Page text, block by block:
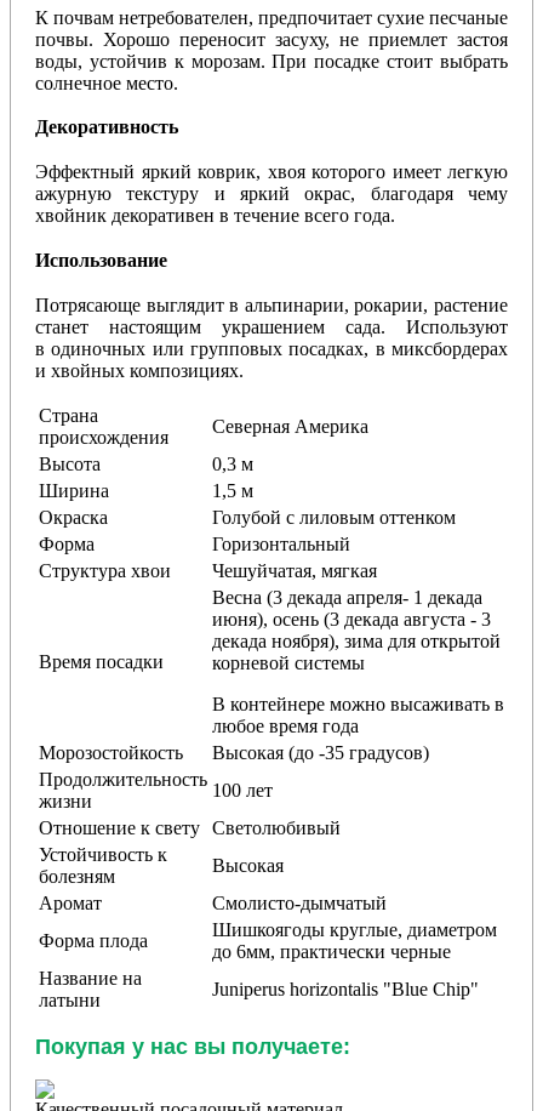
К почвам нетребователен, предпочитает сухие песчаные
почвы. Хорошо переносит засуху, не приемлет застоя
воды, устойчив к морозам. При посадке стоит выбрать
солнечное место.
Декоративность
Эффектный яркий коврик, хвоя которого имеет легкую
ажурную текстуру и яркий окрас, благодаря чему
хвойник декоративен в течение всего года.
Использование
Потрясающе выглядит в альпинарии, рокарии, растение
станет настоящим украшением сада. Используют
водиночных или групповых посадках, в миксбордерах
и хвойных композициях.
Страна
происхождения
Северная Америка
Высота
0,3 м
Ширина
1,5 м
Окраска
Голубой с лиловым оттенком
Форма
Горизонтальный
Структура хвои
Чешуйчатая, мягкая
Время посадки
Весна (3 декада апреля- 1 декада
июня), осень (3 декада августа - 3
декада ноября), зима для открытой
корневой системы
В контейнере можно высаживать в
любое время года
Морозостойкость
Высокая (до -35 градусов)
Продолжительность
жизни
100 лет
Отношение к свету Светолюбивый
Устойчивость к
болезням
Высокая
Аромат
Смолисто-дымчатый
Форма плода
Шишкоягоды круглые, диаметром
до 6мм, практически черные
Название на
латыни
Juniperus horizontalis "Blue Chip"
Покупая у нас вы получаете: